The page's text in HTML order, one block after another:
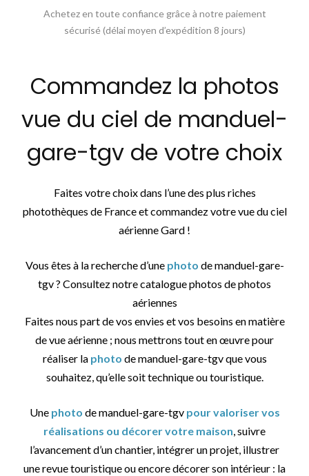
Achetez en toute confiance grâce à notre paiement
sécurisé (délai moyen d’expédition 8 jours)
Commandez la photos
vue du ciel de manduel-
gare-tgv de votre choix
Faites votre choix dans l’une des plus riches
photothèques de France et commandez votre vue du ciel
aérienne Gard !
Vous êtes à la recherche d’une photo de manduel-gare-
tgv ? Consultez notre catalogue photos de photos
aériennes
Faites nous part de vos envies et vos besoins en matière
de vue aérienne ; nous mettrons tout en œuvre pour
réaliser la photo de manduel-gare-tgv que vous
souhaitez, qu’elle soit technique ou touristique.
Une photo de manduel-gare-tgv pour valoriser vos
réalisations ou décorer votre maison, suivre
l’avancement d’un chantier, intégrer un projet, illustrer
une revue touristique ou encore décorer son intérieur : la